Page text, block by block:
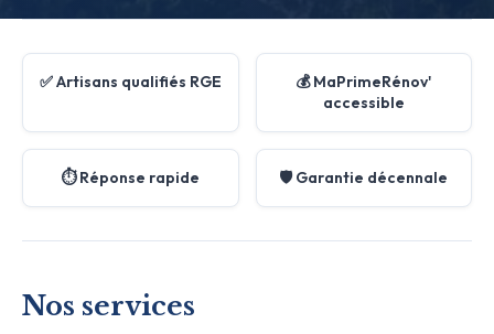
✅ Artisans qualifiés RGE
💰 MaPrimeRénov'
accessible
⏱️ Réponse rapide 🛡️ Garantie décennale
Nos services